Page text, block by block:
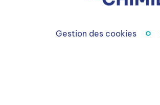
Gestion des cookies